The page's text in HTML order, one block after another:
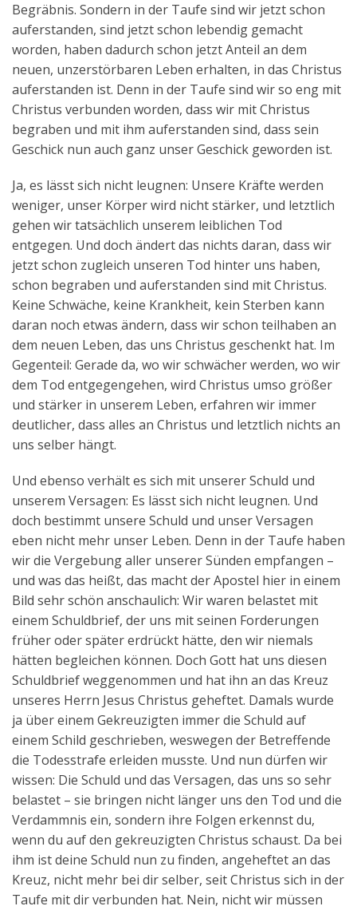
Begräbnis. Sondern in der Taufe sind wir jetzt schon
auferstanden, sind jetzt schon lebendig gemacht
worden, haben dadurch schon jetzt Anteil an dem
neuen, unzerstörbaren Leben erhalten, in das Christus
auferstanden ist. Denn in der Taufe sind wir so eng mit
Christus verbunden worden, dass wir mit Christus
begraben und mit ihm auferstanden sind, dass sein
Geschick nun auch ganz unser Geschick geworden ist.
Ja, es lässt sich nicht leugnen: Unsere Kräfte werden
weniger, unser Körper wird nicht stärker, und letztlich
gehen wir tatsächlich unserem leiblichen Tod
entgegen. Und doch ändert das nichts daran, dass wir
jetzt schon zugleich unseren Tod hinter uns haben,
schon begraben und auferstanden sind mit Christus.
Keine Schwäche, keine Krankheit, kein Sterben kann
daran noch etwas ändern, dass wir schon teilhaben an
dem neuen Leben, das uns Christus geschenkt hat. Im
Gegenteil: Gerade da, wo wir schwächer werden, wo wir
dem Tod entgegengehen, wird Christus umso größer
und stärker in unserem Leben, erfahren wir immer
deutlicher, dass alles an Christus und letztlich nichts an
uns selber hängt.
Und ebenso verhält es sich mit unserer Schuld und
unserem Versagen: Es lässt sich nicht leugnen. Und
doch bestimmt unsere Schuld und unser Versagen
eben nicht mehr unser Leben. Denn in der Taufe haben
wir die Vergebung aller unserer Sünden empfangen –
und was das heißt, das macht der Apostel hier in einem
Bild sehr schön anschaulich: Wir waren belastet mit
einem Schuldbrief, der uns mit seinen Forderungen
früher oder später erdrückt hätte, den wir niemals
hätten begleichen können. Doch Gott hat uns diesen
Schuldbrief weggenommen und hat ihn an das Kreuz
unseres Herrn Jesus Christus geheftet. Damals wurde
ja über einem Gekreuzigten immer die Schuld auf
einem Schild geschrieben, weswegen der Betreffende
die Todesstrafe erleiden musste. Und nun dürfen wir
wissen: Die Schuld und das Versagen, das uns so sehr
belastet – sie bringen nicht länger uns den Tod und die
Verdammnis ein, sondern ihre Folgen erkennst du,
wenn du auf den gekreuzigten Christus schaust. Da bei
ihm ist deine Schuld nun zu finden, angeheftet an das
Kreuz, nicht mehr bei dir selber, seit Christus sich in der
Taufe mit dir verbunden hat. Nein, nicht wir müssen